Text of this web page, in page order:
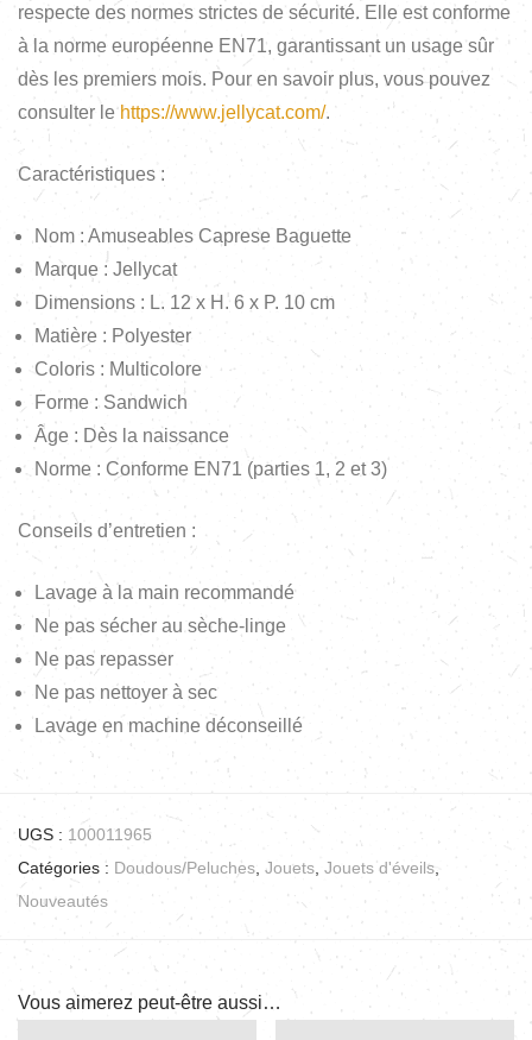
respecte des normes strictes de sécurité. Elle est conforme
à la norme européenne EN71, garantissant un usage sûr
dès les premiers mois. Pour en savoir plus, vous pouvez
consulter le https://www.jellycat.com/.
Caractéristiques :
Nom : Amuseables Caprese Baguette
Marque : Jellycat
Dimensions : L. 12 x H. 6 x P. 10 cm
Matière : Polyester
Coloris : Multicolore
Forme : Sandwich
Âge : Dès la naissance
Norme : Conforme EN71 (parties 1, 2 et 3)
Conseils d’entretien :
Lavage à la main recommandé
Ne pas sécher au sèche-linge
Ne pas repasser
Ne pas nettoyer à sec
Lavage en machine déconseillé
UGS : 100011965
Catégories : Doudous/Peluches Jouets Jouets d'éveils
Nouveautés
Vous aimerez peut-être aussi…